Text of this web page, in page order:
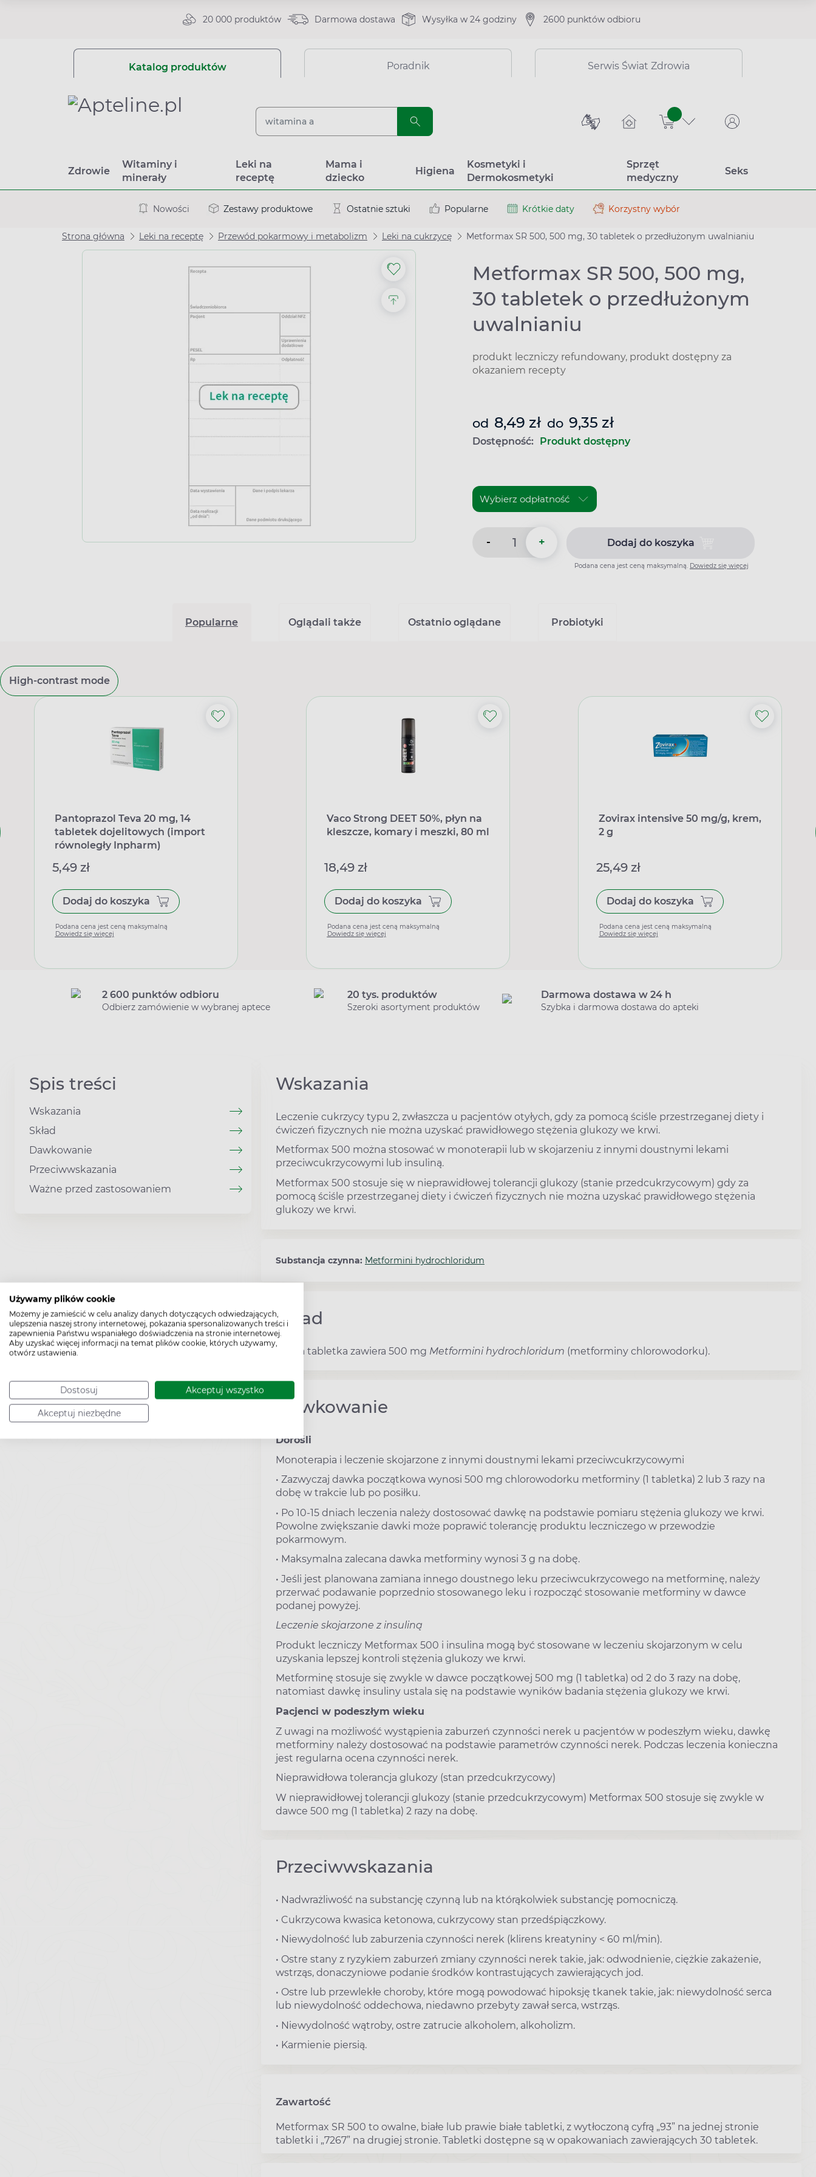
Używamy plików cookie
Możemy je zamieścić w celu analizy danych dotyczących odwiedzających,
ulepszenia naszej strony internetowej, pokazania spersonalizowanych treści i
zapewnienia Państwu wspaniałego doświadczenia na stronie internetowej.
Aby uzyskać więcej informacji na temat plików cookie, których używamy,
otwórz ustawienia.
Dostosuj Akceptuj wszystko
Akceptuj niezbędne
20 000 produktów Darmowa dostawa Wysyłka w 24 godziny 2600 punktów odbioru
Katalog produktów Poradnik Serwis Świat Zdrowia
sztuk
Zdrowie
Witaminy i
minerały
Leki na
receptę
Mama i
dziecko
Higiena
Kosmetyki i
Dermokosmetyki
Sprzęt
medyczny
Seks
Nowości Zestawy produktowe Ostatnie sztuki Popularne Krótkie daty Korzystny wybór
Strona główna Leki na receptę Przewód pokarmowy i metabolizm Leki na cukrzycę Metformax SR 500, 500 mg, 30 tabletek o przedłużonym uwalnianiu
Metformax SR 500, 500 mg,
30 tabletek o przedłużonym
uwalnianiu
produkt leczniczy refundowany, produkt dostępny za
okazaniem recepty
od 8,49 zł do 9,35 zł
Dostępność: Produkt dostępny
- + Dodaj do koszykaDodaj do koszyka Metformax
Podana cena jest ceną maksymalną. Dowiedz się więcej
Popularne Oglądali także Ostatnio oglądane Probiotyki
High-contrast mode
Pantoprazol Teva 20 mg, 14
tabletek dojelitowych (import
równoległy Inpharm)
5,49 zł
Dodaj do koszyka
Podana cena jest ceną maksymalną
Dowiedz się więcej
Vaco Strong DEET 50%, płyn na
kleszcze, komary i meszki, 80 ml
18,49 zł
Dodaj do koszyka
Podana cena jest ceną maksymalną
Dowiedz się więcej
Zovirax intensive 50 mg/g, krem,
2 g
25,49 zł
Dodaj do koszyka
Podana cena jest ceną maksymalną
Dowiedz się więcej
2 600 punktów odbioru
Odbierz zamówienie w wybranej aptece
20 tys. produktów
Szeroki asortyment produktów
Darmowa dostawa w 24 h
Szybka i darmowa dostawa do apteki
Spis treści
Wskazania
Skład
Dawkowanie
Przeciwwskazania
Ważne przed zastosowaniem
Wskazania
Leczenie cukrzycy typu 2, zwłaszcza u pacjentów otyłych, gdy za pomocą ściśle przestrzeganej diety i
ćwiczeń fizycznych nie można uzyskać prawidłowego stężenia glukozy we krwi.
Metformax 500 można stosować w monoterapii lub w skojarzeniu z innymi doustnymi lekami
przeciwcukrzycowymi lub insuliną.
Metformax 500 stosuje się w nieprawidłowej tolerancji glukozy (stanie przedcukrzycowym) gdy za
pomocą ściśle przestrzeganej diety i ćwiczeń fizycznych nie można uzyskać prawidłowego stężenia
glukozy we krwi.
Substancja czynna: Metformini hydrochloridum
Skład
Każda tabletka zawiera 500 mg Metformini hydrochloridum (metforminy chlorowodorku).
Dawkowanie
Dorośli
Monoterapia i leczenie skojarzone z innymi doustnymi lekami przeciwcukrzycowymi
• Zazwyczaj dawka początkowa wynosi 500 mg chlorowodorku metforminy (1 tabletka) 2 lub 3 razy na
dobę w trakcie lub po posiłku.
• Po 10-15 dniach leczenia należy dostosować dawkę na podstawie pomiaru stężenia glukozy we krwi.
Powolne zwiększanie dawki może poprawić tolerancję produktu leczniczego w przewodzie
pokarmowym.
• Maksymalna zalecana dawka metforminy wynosi 3 g na dobę.
• Jeśli jest planowana zamiana innego doustnego leku przeciwcukrzycowego na metforminę, należy
przerwać podawanie poprzednio stosowanego leku i rozpocząć stosowanie metforminy w dawce
podanej powyżej.
Leczenie skojarzone z insuliną
Produkt leczniczy Metformax 500 i insulina mogą być stosowane w leczeniu skojarzonym w celu
uzyskania lepszej kontroli stężenia glukozy we krwi.
Metforminę stosuje się zwykle w dawce początkowej 500 mg (1 tabletka) od 2 do 3 razy na dobę,
natomiast dawkę insuliny ustala się na podstawie wyników badania stężenia glukozy we krwi.
Pacjenci w podeszłym wieku
Z uwagi na możliwość wystąpienia zaburzeń czynności nerek u pacjentów w podeszłym wieku, dawkę
metforminy należy dostosować na podstawie parametrów czynności nerek. Podczas leczenia konieczna
jest regularna ocena czynności nerek.
Nieprawidłowa tolerancja glukozy (stan przedcukrzycowy)
W nieprawidłowej tolerancji glukozy (stanie przedcukrzycowym) Metformax 500 stosuje się zwykle w
dawce 500 mg (1 tabletka) 2 razy na dobę.
Przeciwwskazania
• Nadwrażliwość na substancję czynną lub na którąkolwiek substancję pomocniczą.
• Cukrzycowa kwasica ketonowa, cukrzycowy stan przedśpiączkowy.
• Niewydolność lub zaburzenia czynności nerek (klirens kreatyniny < 60 ml/min).
• Ostre stany z ryzykiem zaburzeń zmiany czynności nerek takie, jak: odwodnienie, ciężkie zakażenie,
wstrząs, donaczyniowe podanie środków kontrastujących zawierających jod.
• Ostre lub przewlekłe choroby, które mogą powodować hipoksję tkanek takie, jak: niewydolność serca
lub niewydolność oddechowa, niedawno przebyty zawał serca, wstrząs.
• Niewydolność wątroby, ostre zatrucie alkoholem, alkoholizm.
• Karmienie piersią.
Zawartość
Metformax SR 500 to owalne, białe lub prawie białe tabletki, z wytłoczoną cyfrą „93” na jednej stronie
tabletki i „7267” na drugiej stronie. Tabletki dostępne są w opakowaniach zawierających 30 tabletek.